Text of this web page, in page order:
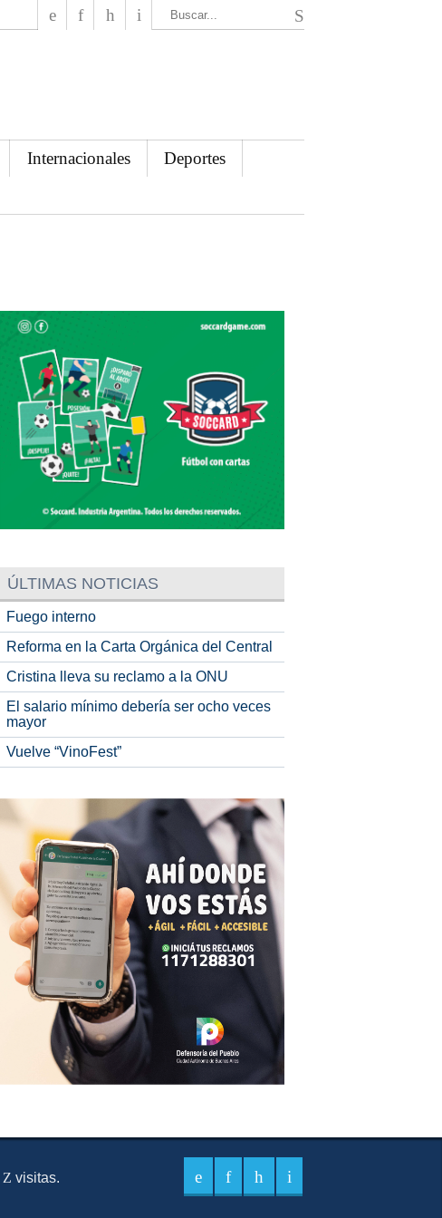
Internacionales
Deportes
ÚLTIMAS NOTICIAS
Fuego interno
Reforma en la Carta Orgánica del Central
Cristina lleva su reclamo a la ONU
El salario mínimo debería ser ocho veces
mayor
Vuelve “VinoFest”
visitas.